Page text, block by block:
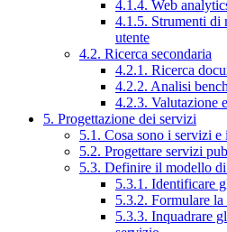
4.1.4. Web
4.1.5. Strumenti di
utente
4.2. Ricerca secondaria
4.2.1. Ricerca
4.2.2. Analisi
4.2.3. Valutazione
5. Progettazione dei servizi
5.1. Cosa sono i servizi e
5.2. Progettare servizi
5.3. Definire il modello
5.3.1. Identificare
5.3.2. Formulare
5.3.3. Inquadrare